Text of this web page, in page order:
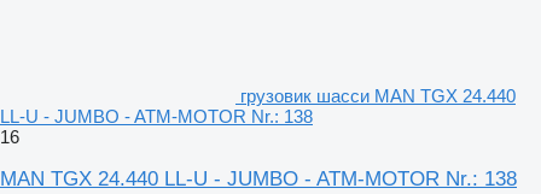
грузовик шасси MAN TGX 24.440
LL-U - JUMBO - ATM-MOTOR Nr.: 138
16
MAN TGX 24.440 LL-U - JUMBO - ATM-MOTOR Nr.: 138